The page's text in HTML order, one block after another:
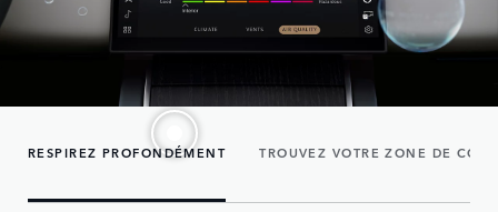
RESPIREZ PROFONDÉMENT TROUVEZ VOTRE ZONE DE